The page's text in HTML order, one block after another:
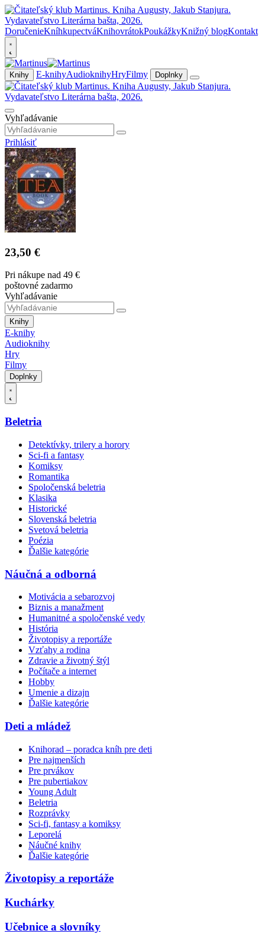
DoručenieKníhkupectváKnihovrátokPoukážkyKnižný blogKontakt
Knihy E-knihyAudioknihyHryFilmy Doplnky
Vyhľadávanie
Prihlásiť
23,50 €
Pri nákupe nad 49 €
poštovné zadarmo
Vyhľadávanie
Knihy
E-knihy
Audioknihy
Hry
Filmy
Doplnky
Beletria
Detektívky, trilery a horory
Sci-fi a fantasy
Komiksy
Romantika
Spoločenská beletria
Klasika
Historické
Slovenská beletria
Svetová beletria
Poézia
Ďalšie kategórie
Náučná a odborná
Motivácia a sebarozvoj
Biznis a manažment
Humanitné a spoločenské vedy
História
Životopisy a reportáže
Vzťahy a rodina
Zdravie a životný štýl
Počítače a internet
Hobby
Umenie a dizajn
Ďalšie kategórie
Deti a mládež
Knihorad – poradca kníh pre deti
Pre najmenších
Pre prvákov
Pre pubertiakov
Young Adult
Beletria
Rozprávky
Sci-fi, fantasy a komiksy
Leporelá
Náučné knihy
Ďalšie kategórie
Životopisy a reportáže
Kuchárky
Učebnice a slovníky